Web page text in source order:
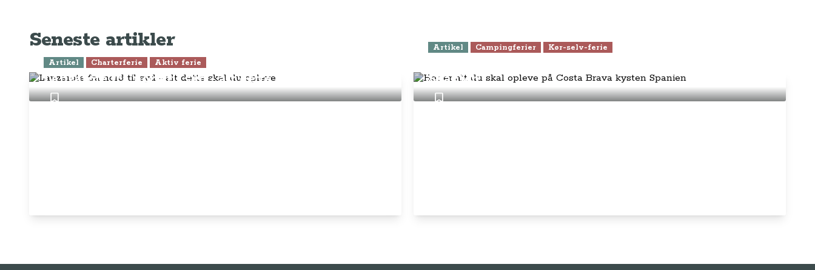
Seneste artikler
Artikel Charterferie Aktiv ferie
Lanzarote fra nord til syd - alt dette skal du opleve
Artikel Campingferier Kør-selv-ferie
Spanien